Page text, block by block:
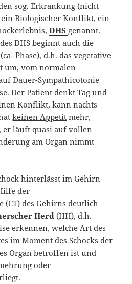
sog. Erkrankung (nicht
Biologischer Konflikt, ein
DHS genannt.
DHS beginnt auch die
Phase), d.h. das vegetative
um, vom normalen
Dauer-Sympathicotonie
Der Patient denkt Tag und
Konflikt, kann nachts
keinen Appetit mehr,
, er läuft quasi auf vollen
am Organ nimmt
hinterlässt im Gehirn
der
(CT) des Gehirns deutlich
Herd (HH), d.h.
erkennen, welche Art des
im Moment des Schocks der
Organ betroffen ist und
oder